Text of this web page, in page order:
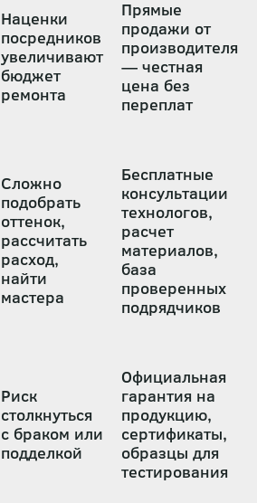
Наценки
посредников
увеличивают
бюджет
ремонта
Прямые
продажи от
производителя
— честная
цена без
переплат
Сложно
подобрать
оттенок,
рассчитать
расход,
найти
мастера
Бесплатные
консультации
технологов,
расчет
материалов,
база
проверенных
подрядчиков
Риск
столкнуться
с браком или
подделкой
Официальная
гарантия на
продукцию,
сертификаты,
образцы для
тестирования